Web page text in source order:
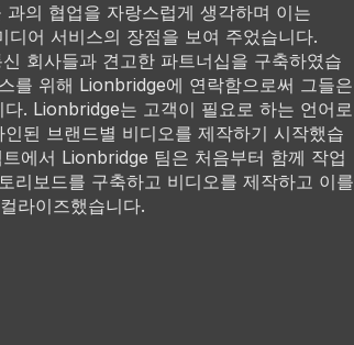
의 협업을 자랑스럽게 생각하며 이는
어 서비스의 장점을 보여 주었습니다.
회사들과 견고한 파트너십을 구축하였습
를 위해 Lionbridge에 연락함으로써 그들은
. Lionbridge는 고객이 필요로 하는 언어로
된 브랜드별 비디오를 제작하기 시작했습
에서 Lionbridge 팀은 처음부터 함께 작업
리보드를 구축하고 비디오를 제작하고 이를
라이즈했습니다.